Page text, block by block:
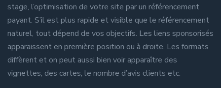
stage, l’optimisation de votre site par un référencement
payant. S’il est plus rapide et visible que le référencement
naturel, tout dépend de vos objectifs. Les liens sponsorisés
apparaissent en première position ou à droite. Les formats
diffèrent et on peut aussi bien voir apparaître des
vignettes, des cartes, le nombre d’avis clients etc.